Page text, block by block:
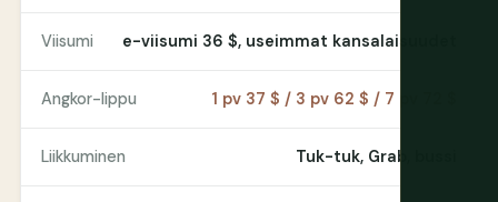
Viisumi e-viisumi 36 $, useimmat kansalaisuudet
Angkor-lippu 1 pv 37 $ / 3 pv 62 $ / 7 pv 72 $
Liikkuminen Tuk-tuk, Grab, bussi